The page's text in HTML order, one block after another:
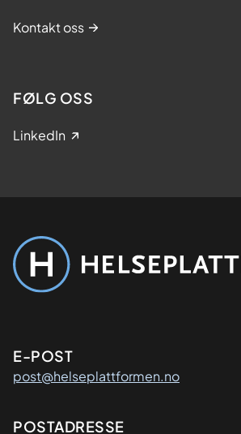
Kontakt oss
FØLG OSS
LinkedIn
Kontaktinformasjon
E-POST
post@helseplattformen.no
POSTADRESSE